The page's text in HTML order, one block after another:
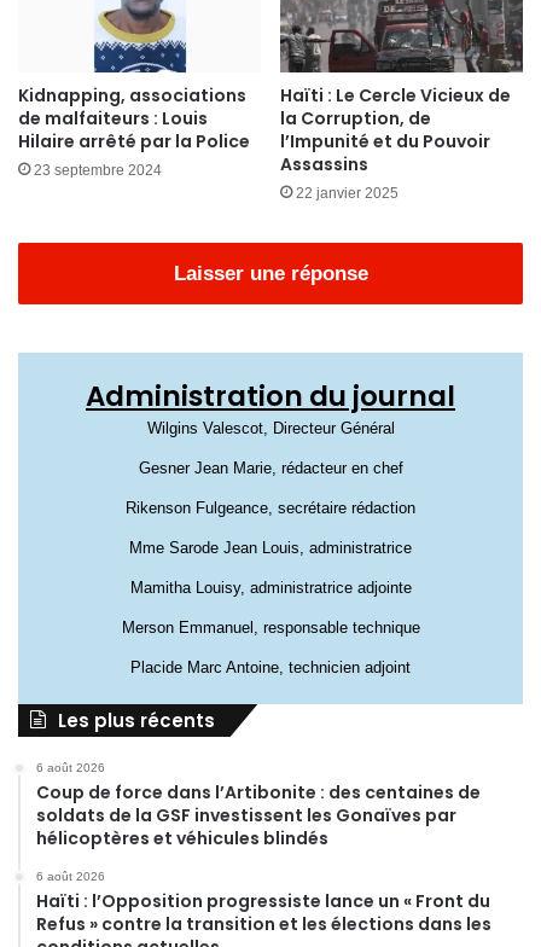
Kidnapping, associations
de malfaiteurs : Louis
Hilaire arrêté par la Police
23 septembre 2024
Haïti : Le Cercle Vicieux de
la Corruption, de
l’Impunité et du Pouvoir
Assassins
22 janvier 2025
Laisser une réponse
Administration du journal
Wilgins Valescot, Directeur Général
Gesner Jean Marie, rédacteur en chef
Rikenson Fulgeance, secrétaire rédaction
Mme Sarode Jean Louis, administratrice
Mamitha Louisy, administratrice adjointe
Merson Emmanuel, responsable technique
Placide Marc Antoine, technicien adjoint
Les plus récents
6 août 2026
Coup de force dans l’Artibonite : des centaines de
soldats de la GSF investissent les Gonaïves par
hélicoptères et véhicules blindés
6 août 2026
Haïti : l’Opposition progressiste lance un « Front du
Refus » contre la transition et les élections dans les